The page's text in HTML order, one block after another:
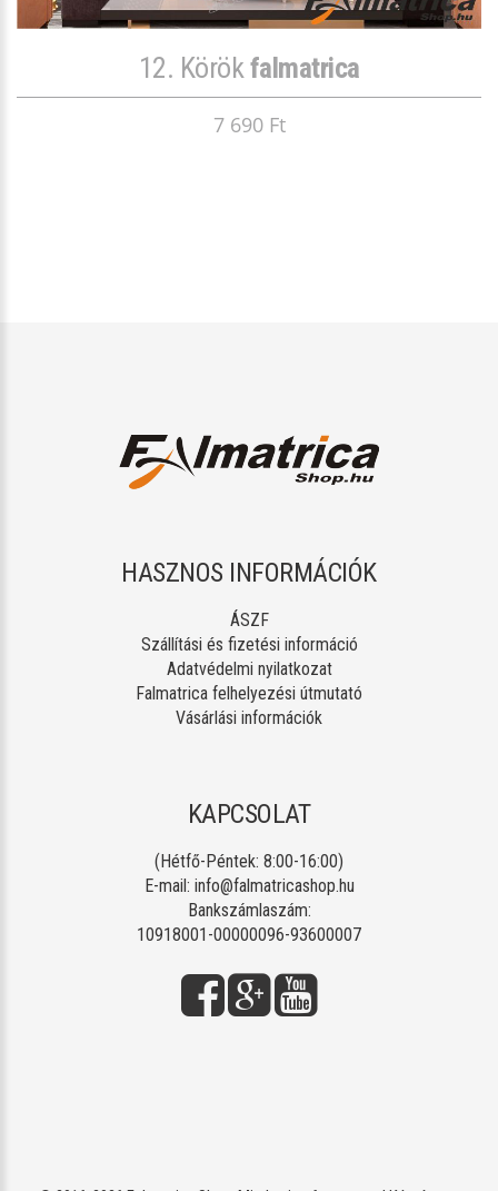
12. Körök falmatrica
7 690 Ft
HASZNOS INFORMÁCIÓK
ÁSZF
Szállítási és fizetési információ
Adatvédelmi nyilatkozat
Falmatrica felhelyezési útmutató
Vásárlási információk
KAPCSOLAT
(Hétfő-Péntek: 8:00-16:00)
E-mail: info@falmatricashop.hu
Bankszámlaszám:
10918001-00000096-93600007